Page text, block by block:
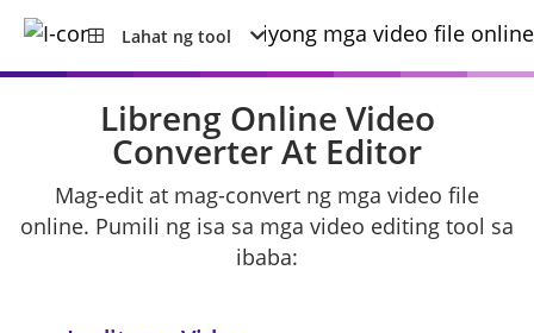
Lahat ng tool
Libreng Online Video
Converter At Editor
Mag-edit at mag-convert ng mga video file
online. Pumili ng isa sa mga video editing tool sa
ibaba: